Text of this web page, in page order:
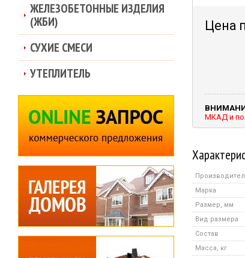
Цена
МКАД и
Марка
Размер, мм
Вид размера
Состав
Масса, кг
ЖЕЛЕЗОБЕТОННЫЕ ИЗДЕЛИЯ
(ЖБИ)
СУХИЕ СМЕСИ
УТЕПЛИТЕЛЬ